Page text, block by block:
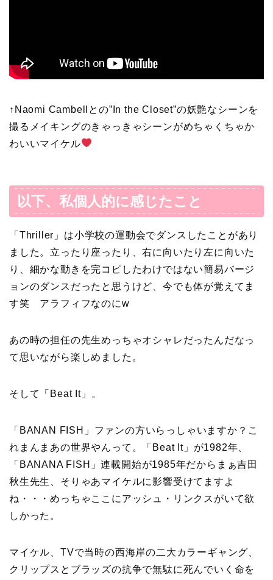
↑Naomi Cambellとの”In the Closet”の妖艶なシーンを
撮るメイキングのきゃっきゃシーンがめちゃくちゃか
わいいマイケル
以下、私個人的に感じたこと
「Thriller」は小学校の運動会でダンスしたことがあり
ました。 立ったり座ったり、右に向いたり左に向いた
り、細かな動きを完コピしたわけではない簡易バージ
ョンのダンスだったと思うけど、今でも体が覚えてま
す笑 アラフィフなのにw
あの時の担任の先生めっちゃオシャレだったんだなっ
て思いながら楽しめました。
そして「Beat It」。
「BANAN FISH」ファンの方いらっしゃいますか？こ
れまんまあの世界やんって。「Beat It」が1982年、
「BANANA FISH」連載開始が1985年だからまぁ吉田
秋生先生、そりゃあマイケルに影響受けてます よ
ね・・・めっちゃここにアッシュ・リンクスがいて欲
しかった。
マイケル、TVで当時の西海岸の二大カラーギャング、
クリップスとブラッズの抗争で無駄に死んでいく命を